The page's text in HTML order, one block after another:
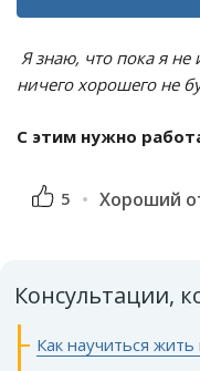
Я знаю, что пока я не
ничего хорошего не
С этим нужно
5 Хороший
Консультации,
Как научиться